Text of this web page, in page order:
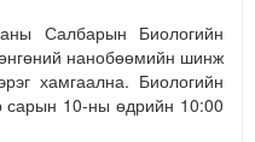
Салбарын Биологийн
нанобөөмийн шинж
хамгаална. Биологийн
сарын 10-ны өдрийн 10:00